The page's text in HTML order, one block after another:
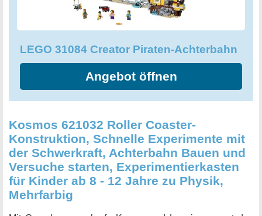
eine überzeugend lang anhaltende Qualität. Es ist nicht für
Kleinkinder unter 36 Monaten geeignet.
LEGO 31084 Creator Piraten-Achterbahn
Angebot öffnen
Kosmos 621032 Roller Coaster-
Konstruktion, Schnelle Experimente mit
der Schwerkraft, Achterbahn Bauen und
Versuche starten, Experimentierkasten
für Kinder ab 8 - 12 Jahre zu Physik,
Mehrfarbig